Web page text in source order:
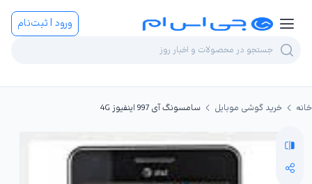
ورود | ثبت‌نام
خانه خرید گوشی موبایل سامسونگ آی 997 اینفیوز 4G